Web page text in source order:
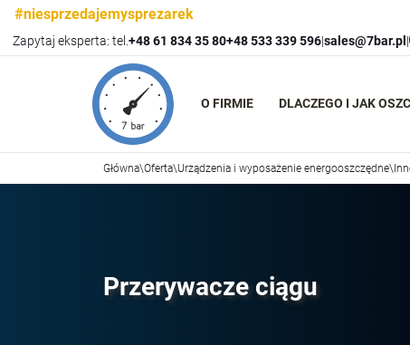
#niesprzedajemysprezarek
Zapytaj eksperta: tel. +48 61 834 35 80+48 533 339 596|sales@7bar.pl|
O FIRMIE DLACZEGO I JAK
Główna\Oferta\Urządzenia i wyposażenie energooszczędne\
Przerywacze ciągu